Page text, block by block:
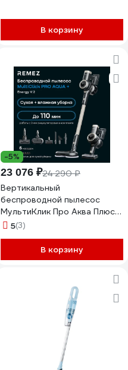
В корзину
-5%
23 076 ₽24 290 ₽
Вертикальный
беспроводной пылесос
МультиКлик Про Аква Плюс
Энерджи Remez RMVC-545
5(3)
В корзину